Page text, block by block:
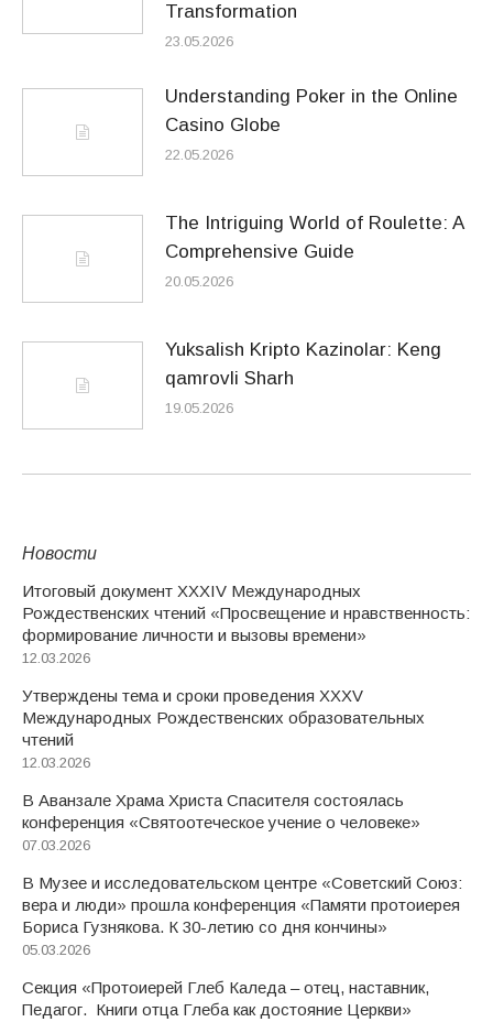
Transformation
23.05.2026
Understanding Poker in the Online
Casino Globe
22.05.2026
The Intriguing World of Roulette: A
Comprehensive Guide
20.05.2026
Yuksalish Kripto Kazinolar: Keng
qamrovli Sharh
19.05.2026
Новости
Итоговый документ XXХIV Международных
Рождественских чтений «Просвещение и нравственность:
формирование личности и вызовы времени»
12.03.2026
Утверждены тема и сроки проведения XXXV
Международных Рождественских образовательных
чтений
12.03.2026
В Аванзале Храма Христа Спасителя состоялась
конференция «Святоотеческое учение о человеке»
07.03.2026
В Музее и исследовательском центре «Советский Союз:
вера и люди» прошла конференция «Памяти протоиерея
Бориса Гузнякова. К 30-летию со дня кончины»
05.03.2026
Секция «Протоиерей Глеб Каледа – отец, наставник,
Педагог. Книги отца Глеба как достояние Церкви»